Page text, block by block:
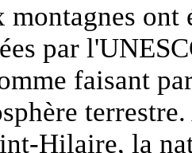
montagnes ont
par
faisant
Hilaire, la